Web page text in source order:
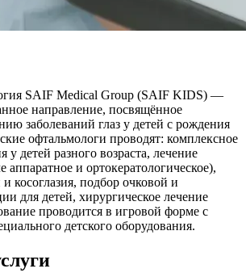
SAIF Medical Group (SAIF KIDS) —
направление, посвящённое
заболеваний глаз у детей с рождения
офтальмологи проводят: комплексное
у детей разного возраста, лечение
и ортокератологическое),
косоглазия, подбор очковой и
для детей, хирургическое лечение
проводится в игровой форме с
детского оборудования.